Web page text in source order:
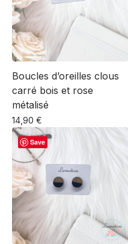
Boucles d’oreilles clous
carré bois et rose
métalisé
14,90 €
Save